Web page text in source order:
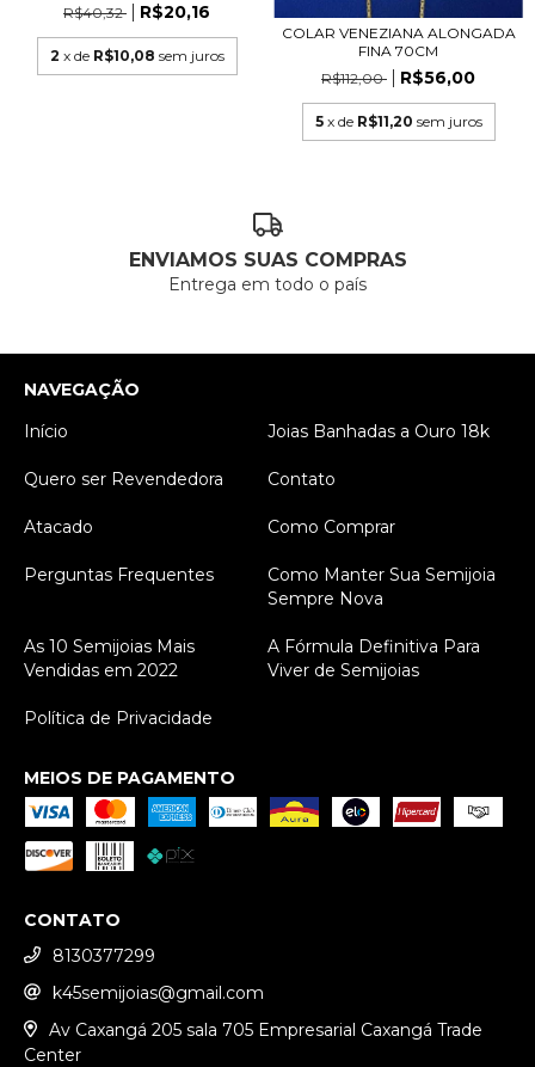
R$40,32
R$20,16
2 x de R$10,08 sem juros
COLAR VENEZIANA ALONGADA
FINA 70CM
R$112,00
R$56,00
5 x de R$11,20 sem juros
ENVIAMOS SUAS COMPRAS
Entrega em todo o país
NAVEGAÇÃO
Início
Joias Banhadas a Ouro 18k
Quero ser Revendedora Contato
Atacado Como Comprar
Perguntas Frequentes
Como Manter Sua Semijoia
Sempre Nova
As 10 Semijoias Mais
Vendidas em 2022
A Fórmula Definitiva Para
Viver de Semijoias
Política de Privacidade
MEIOS DE PAGAMENTO
CONTATO
8130377299
k45semijoias@gmail.com
Av Caxangá 205 sala 705 Empresarial Caxangá Trade
Center